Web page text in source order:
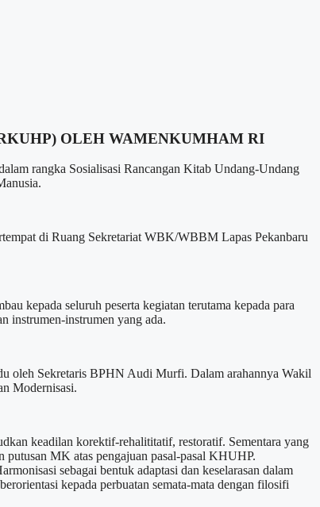
OLEH WAMENKUMHAM RI
rangka Sosialisasi Rancangan Kitab Undang-Undang
di Ruang Sekretariat WBK/WBBM Lapas Pekanbaru
kepada seluruh peserta kegiatan terutama kepada para
instrumen-instrumen yang ada.
oleh Sekretaris BPHN Audi Murfi. Dalam arahannya Wakil
Modernisasi.
keadilan korektif-rehalititatif, restoratif. Sementara yang
putusan MK atas pengajuan pasal-pasal KHUHP.
sebagai bentuk adaptasi dan keselarasan dalam
kepada perbuatan semata-mata dengan filosifi